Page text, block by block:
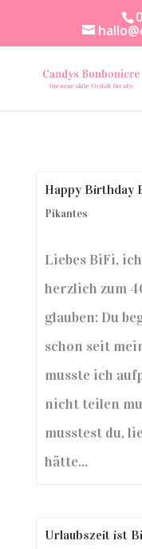
Happy Birthday
Pikantes
Liebes BiFi,
herzlich zum
glauben: Du
schon seit
musste ich
nicht teilen
musstest du,
hätte...
Urlaubszeit ist